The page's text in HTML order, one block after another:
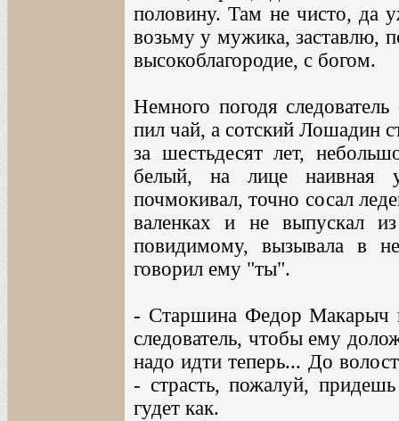
половину. Там не чисто, да
возьму у мужика, заставлю,
высокоблагородие, с богом.
Немного погодя
пил чай, а сотский Лошадин
за шестьдесят лет,
белый, на лице наивная
почмокивал, точно сосал
валенках и не выпускал
повидимому, вызывала в
говорил ему "ты".
- Старшина Федор Макарыч
следователь, чтобы ему
надо идти теперь... До
- страсть, пожалуй,
гудет как.